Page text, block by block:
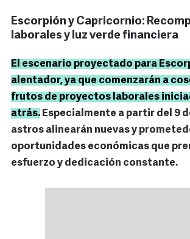
Escorpión y Capricornio:
laborales y luz verde financiera
El escenario proyectado para
alentador, ya que comenzarán a
frutos de proyectos laborales
atrás. Especialmente a partir del 9
astros alinearán nuevas y
oportunidades económicas que
esfuerzo y dedicación constante.